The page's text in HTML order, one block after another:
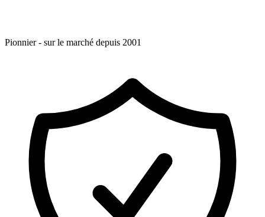
Pionnier - sur le marché depuis 2001